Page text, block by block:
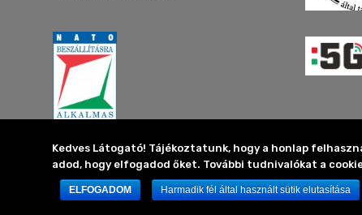
Kedves Látogató! Tájékoztatunk, hogy a honlap
adod, hogy elfogadod őket. További tudnivalókat a
ELFOGADOM Harmadik fél által használt sütik elutasítása